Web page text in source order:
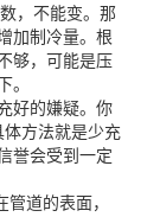
，不能变。那
加制冷量。根
够，可能是压
。
好的嫌疑。你
体方法就是少充
誉会受到一定
道的表面，